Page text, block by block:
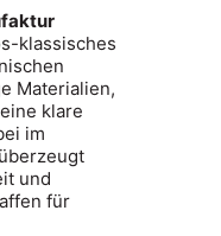
klassisches
Materialien,
klare
im
und
für